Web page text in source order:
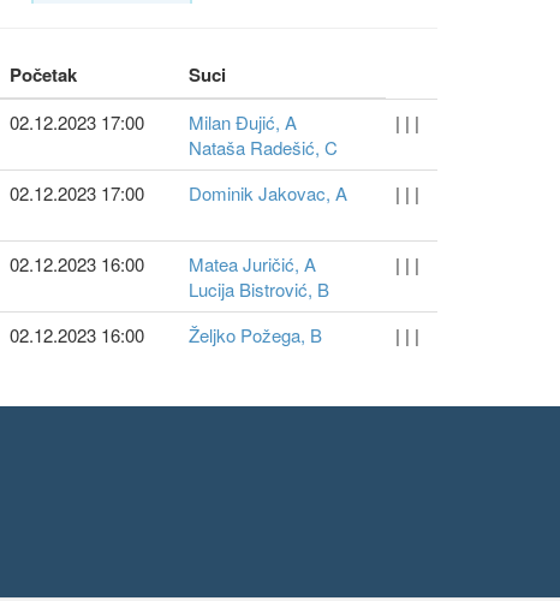
Početak Suci
02.12.2023 17:00
Milan Đujić, A
Nataša Radešić, C
| | |
02.12.2023 17:00 Dominik Jakovac, A | | |
02.12.2023 16:00
Matea Juričić, A
Lucija Bistrović, B
| | |
02.12.2023 16:00 Željko Požega, B | | |